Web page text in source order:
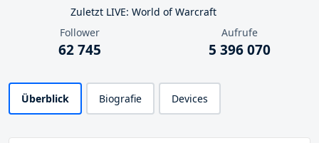
Zuletzt LIVE: World of Warcraft
Follower
62 745
Aufrufe
5 396 070
Überblick Biografie Devices